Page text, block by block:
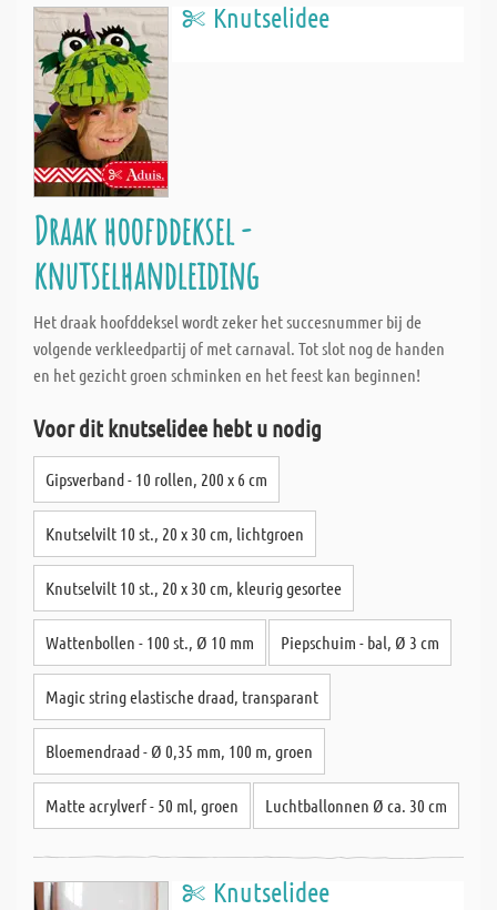
Knutselidee
Draak hoofddeksel -
knutselhandleiding
Het draak hoofddeksel wordt zeker het succesnummer bij de
volgende verkleedpartij of met carnaval. Tot slot nog de handen
en het gezicht groen schminken en het feest kan beginnen!
Voor dit knutselidee hebt u nodig
Gipsverband - 10 rollen, 200 x 6 cm
Knutselvilt 10 st., 20 x 30 cm, lichtgroen
Knutselvilt 10 st., 20 x 30 cm, kleurig gesortee
Wattenbollen - 100 st., Ø 10 mm Piepschuim - bal, Ø 3 cm
Magic string elastische draad, transparant
Bloemendraad - Ø 0,35 mm, 100 m, groen
Matte acrylverf - 50 ml, groen Luchtballonnen Ø ca. 30 cm
Knutselidee